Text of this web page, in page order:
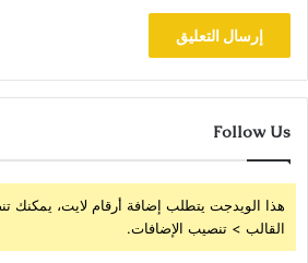
Follow Us
هذا الويدجت يتطلب إضافة أرقام لايت، يمكنك
القالب > تنصيب الإضافات.